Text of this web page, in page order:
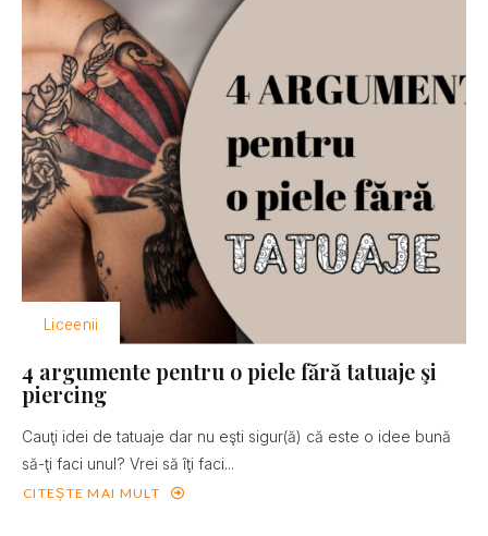
Liceenii
4 argumente pentru o piele fără tatuaje şi
piercing
Cauţi idei de tatuaje dar nu eşti sigur(ă) că este o idee bună
să-ţi faci unul? Vrei să îţi faci...
CITEȘTE MAI MULT